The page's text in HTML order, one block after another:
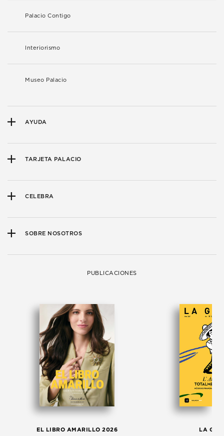
Palacio Contigo
Interiorismo
Museo Palacio
AYUDA
TARJETA PALACIO
CELEBRA
SOBRE NOSOTROS
PUBLICACIONES
EL LIBRO AMARILLO 2026 LA